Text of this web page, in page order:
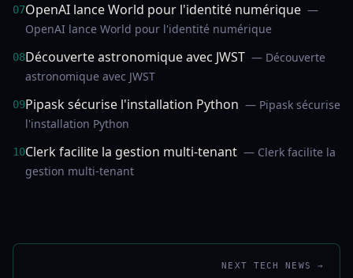
07OpenAI lance World pour l'identité numérique —
OpenAI lance World pour l'identité numérique
08Découverte astronomique avec JWST — Découverte
astronomique avec JWST
09Pipask sécurise l'installation Python — Pipask sécurise
l'installation Python
10Clerk facilite la gestion multi-tenant — Clerk facilite la
gestion multi-tenant
NEXT TECH NEWS →